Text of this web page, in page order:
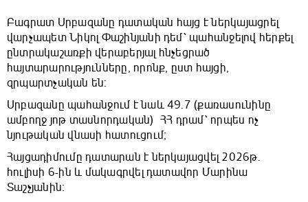
Բագրատ Սրբազանը դատական հայց է ներկայացրել
վարչապետ Նիկոլ Փաշինյանի դեմ՝ պահանջելով հերքել
ընտրակաշառքի վերաբերյալ հնչեցրած
հայտարարությունները, որոնք, ըստ հայցի,
զրպարտչական են։
Սրբազանը պահանջում է նաև 49.7 (քառասունինը
ամբողջ յոթ տասնորդական) ՀՀ դրամ՝ որպես ոչ
նյութական վնասի հատուցում;
Հայցադիմումը դատարան է ներկայացվել 2026թ․
հուլիսի 6-ին և մակագրվել դատավոր Մարինա
Տաշչյանին։